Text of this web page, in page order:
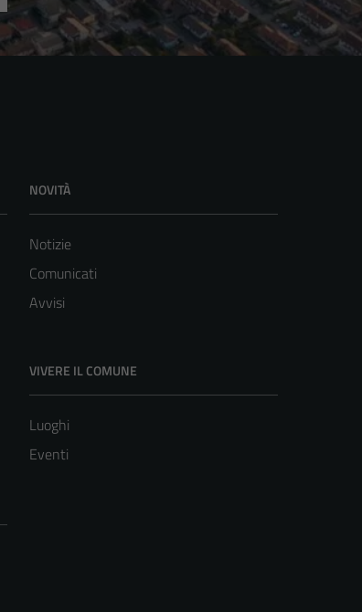
NOVITÀ
Notizie
Comunicati
Avvisi
VIVERE IL COMUNE
Luoghi
Eventi